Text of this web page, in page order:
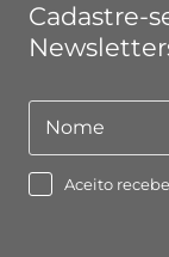
Cadastre-
Nome
Nome
Aceito